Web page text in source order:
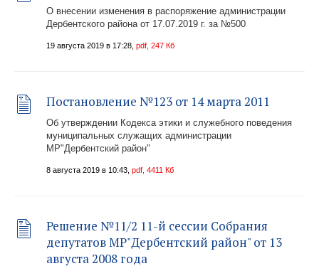
О внесении изменения в распоряжение администрации
Дербентского района от 17.07.2019 г. за №500
19 августа 2019 в 17:28, pdf, 247 Кб
Постановление №123 от 14 марта 2011
Об утверждении Кодекса этики и служебного поведения
муниципальных служащих администрации
МР"Дербентский район"
8 августа 2019 в 10:43, pdf, 4411 Кб
Решение №11/2 11-й сессии Собрания
депутатов МР"Дербентский район" от 13
августа 2008 года